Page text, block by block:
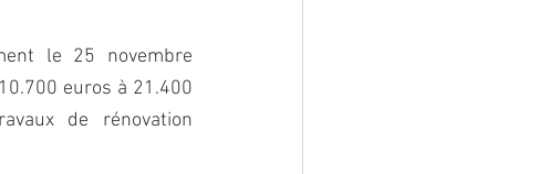
le 25 novembre
euros à 21.400
de rénovation